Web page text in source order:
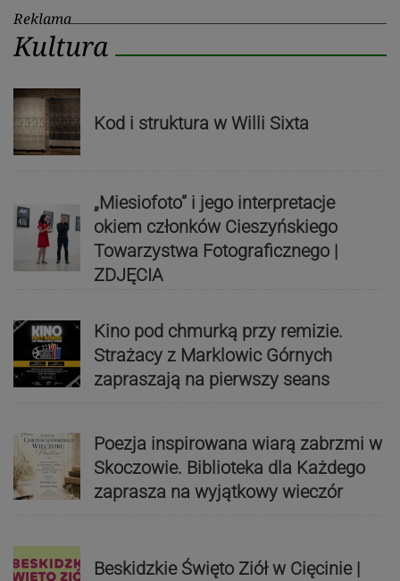
Reklama
Kultura
Kod i struktura w Willi Sixta
„Miesiofoto” i jego interpretacje
okiem członków Cieszyńskiego
Towarzystwa Fotograficznego |
ZDJĘCIA
Kino pod chmurką przy remizie.
Strażacy z Marklowic Górnych
zapraszają na pierwszy seans
Poezja inspirowana wiarą zabrzmi w
Skoczowie. Biblioteka dla Każdego
zaprasza na wyjątkowy wieczór
Beskidzkie Święto Ziół w Cięcinie |